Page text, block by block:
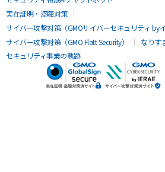
実在証明・盗聴対策
サイバー攻撃対策（GMOサイバーセキュリティ byイ
サイバー攻撃対策（GMO Flatt Security）
なりす
セキュリティ事業の軌跡